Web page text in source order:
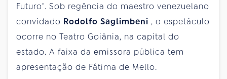
Futuro". Sob regência do maestro venezuelano
convidado Rodolfo Saglimbeni , o espetáculo
ocorre no Teatro Goiânia, na capital do
estado. A faixa da emissora pública tem
apresentação de Fátima de Mello.